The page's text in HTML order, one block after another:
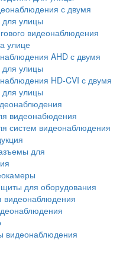
с двумя
улицы
видеонаблюдения
улице
AHD с двумя
улицы
HD-CVI с двумя
улицы
видеонабюдения
систем видеонаблюдения
для
для оборудования
видеонаблюдения